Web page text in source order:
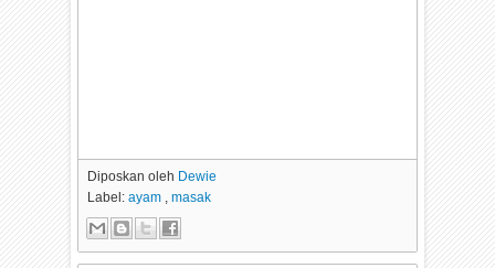
Diposkan oleh Dewie
Label:ayam ,masak